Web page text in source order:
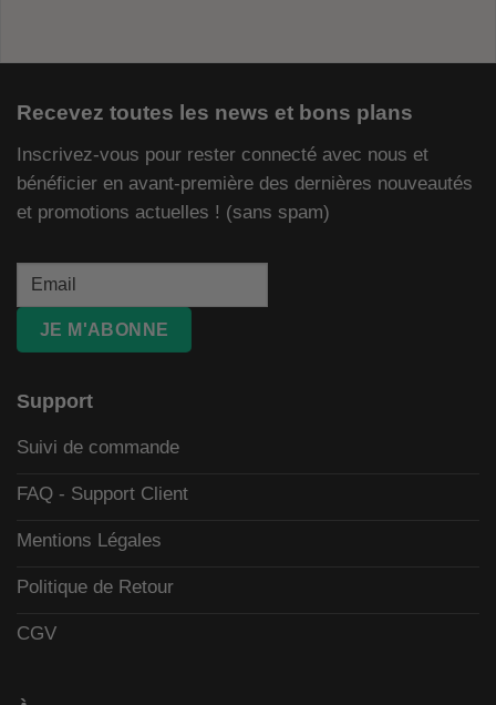
Recevez toutes les news et bons plans
Inscrivez-vous pour rester connecté avec nous et
bénéficier en avant-première des dernières nouveautés
et promotions actuelles ! (sans spam)
JE M'ABONNE
Support
Suivi de commande
FAQ - Support Client
Mentions Légales
Politique de Retour
CGV